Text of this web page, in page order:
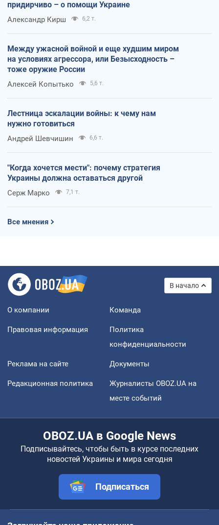
придирчиво – о помощи Украине
Александр Кирш 6,2 т.
Между ужасной войной и еще худшим миром
на условиях агрессора, или Безысходность –
тоже оружие России
Алексей Копытько 5,6 т.
Лестница эскалации войны: к чему нам
нужно готовиться
Андрей Шевчишин 6,6 т.
"Когда хочется мести": почему стратегия
Украины должна оставаться другой
Серж Марко 7,1 т.
Все мнения
В начало
О компании Команда
Правовая информация
Политика
конфиденциальности
Реклама на сайте Документы
Редакционная политика
Журналисты OBOZ.UA на
месте событий
OBOZ.UA в Google News
Подписывайтесь, чтобы быть в курсе последних
новостей Украины и мира сегодня
Подписаться